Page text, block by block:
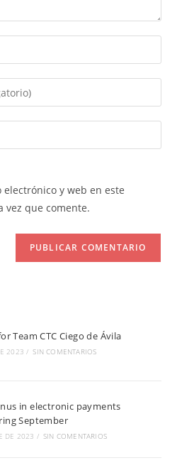
y web en este
vez que comente.
Team CTC Ciego de Ávila
2023 / SIN COMENTARIOS
in electronic payments
September
DE 2023 / SIN COMENTARIOS